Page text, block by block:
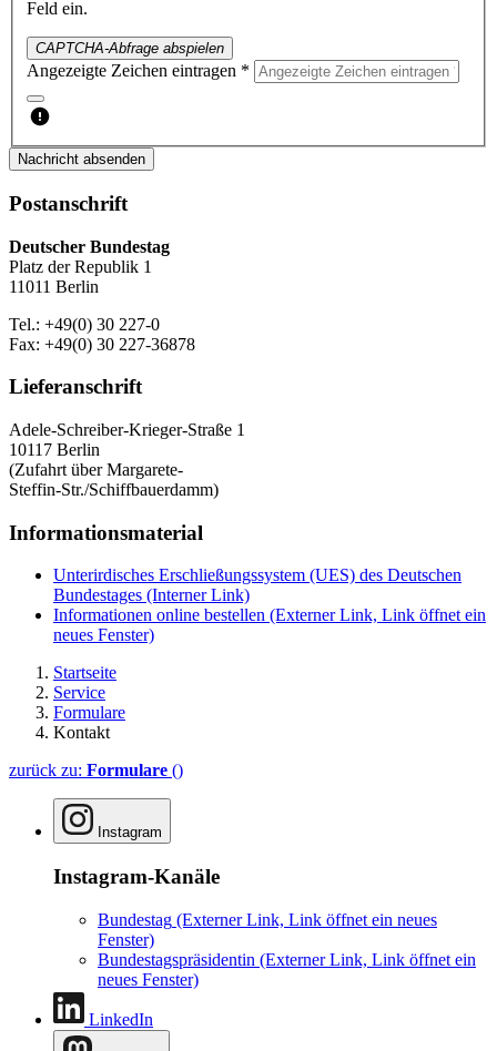
Feld ein.
CAPTCHA-Abfrage abspielen
Angezeigte Zeichen eintragen *
Nachricht absenden
Postanschrift
Deutscher Bundestag
Platz der Republik 1
11011 Berlin
Tel.: +49(0) 30 227-0
Fax: +49(0) 30 227-36878
Lieferanschrift
Adele-Schreiber-Krieger-Straße 1
10117 Berlin
(Zufahrt über Margarete-
Steffin-Str./Schiffbauerdamm)
Informationsmaterial
Unterirdisches Erschließungssystem (UES) des Deutschen
Bundestages (Interner Link)
Informationen online bestellen (Externer Link, Link öffnet ein
neues Fenster)
Startseite
Service
Formulare
Kontakt
zurück zu: Formulare ()
Instagram
Instagram-Kanäle
Bundestag (Externer Link, Link öffnet ein neues
Fenster)
Bundestagspräsidentin (Externer Link, Link öffnet ein
neues Fenster)
LinkedIn